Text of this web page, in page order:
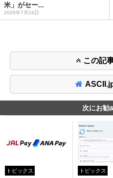
米」がセー...
2026年7月24日
この記
次にお勧
トピックス トピックス